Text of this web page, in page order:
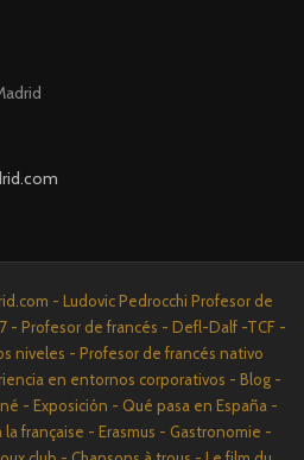
- Ludovic Pedrocchi Profesor de
- Profesor de francés - Defl-Dalf -TCF -
niveles - Profesor de francés nativo
en entornos corporativos - Blog -
- Exposición - Qué pasa en España -
la française - Erasmus - Gastronomie -